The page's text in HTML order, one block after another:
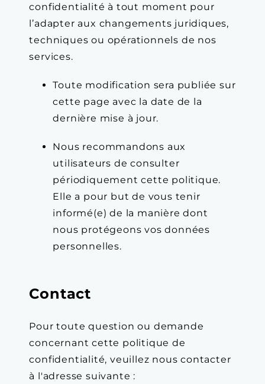
confidentialité à tout moment pour
l’adapter aux changements juridiques,
techniques ou opérationnels de nos
services.
Toute modification sera publiée sur
cette page avec la date de la
dernière mise à jour.
Nous recommandons aux
utilisateurs de consulter
périodiquement cette politique.
Elle a pour but de vous tenir
informé(e) de la manière dont
nous protégeons vos données
personnelles.
Contact
Pour toute question ou demande
concernant cette politique de
confidentialité, veuillez nous contacter
à l'adresse suivante :